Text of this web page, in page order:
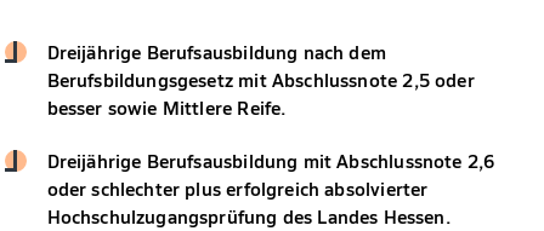
Dreijährige Berufsausbildung nach dem
Berufsbildungsgesetz mit Abschlussnote 2,5 oder
besser sowie Mittlere Reife.
Dreijährige Berufsausbildung mit Abschlussnote 2,6
oder schlechter plus erfolgreich absolvierter
Hochschulzugangsprüfung des Landes Hessen.